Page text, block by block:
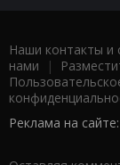
Наши контакты и
нами |
Реклама на сайте: